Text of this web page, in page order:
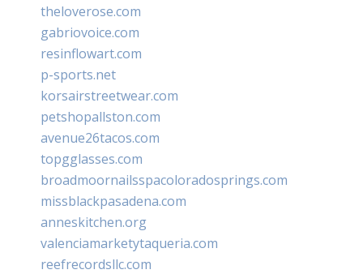
theloverose.com
gabriovoice.com
resinflowart.com
p-sports.net
korsairstreetwear.com
petshopallston.com
avenue26tacos.com
topgglasses.com
broadmoornailsspacoloradosprings.com
missblackpasadena.com
anneskitchen.org
valenciamarketytaqueria.com
reefrecordsllc.com